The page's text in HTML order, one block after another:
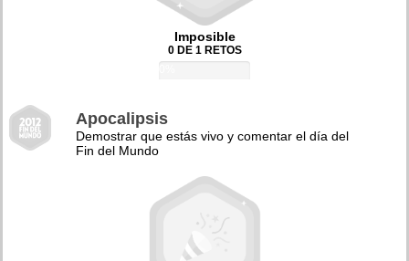
Imposible
0 DE 1 RETOS
Apocalipsis
Demostrar que estás vivo y comentar el día del
Fin del Mundo